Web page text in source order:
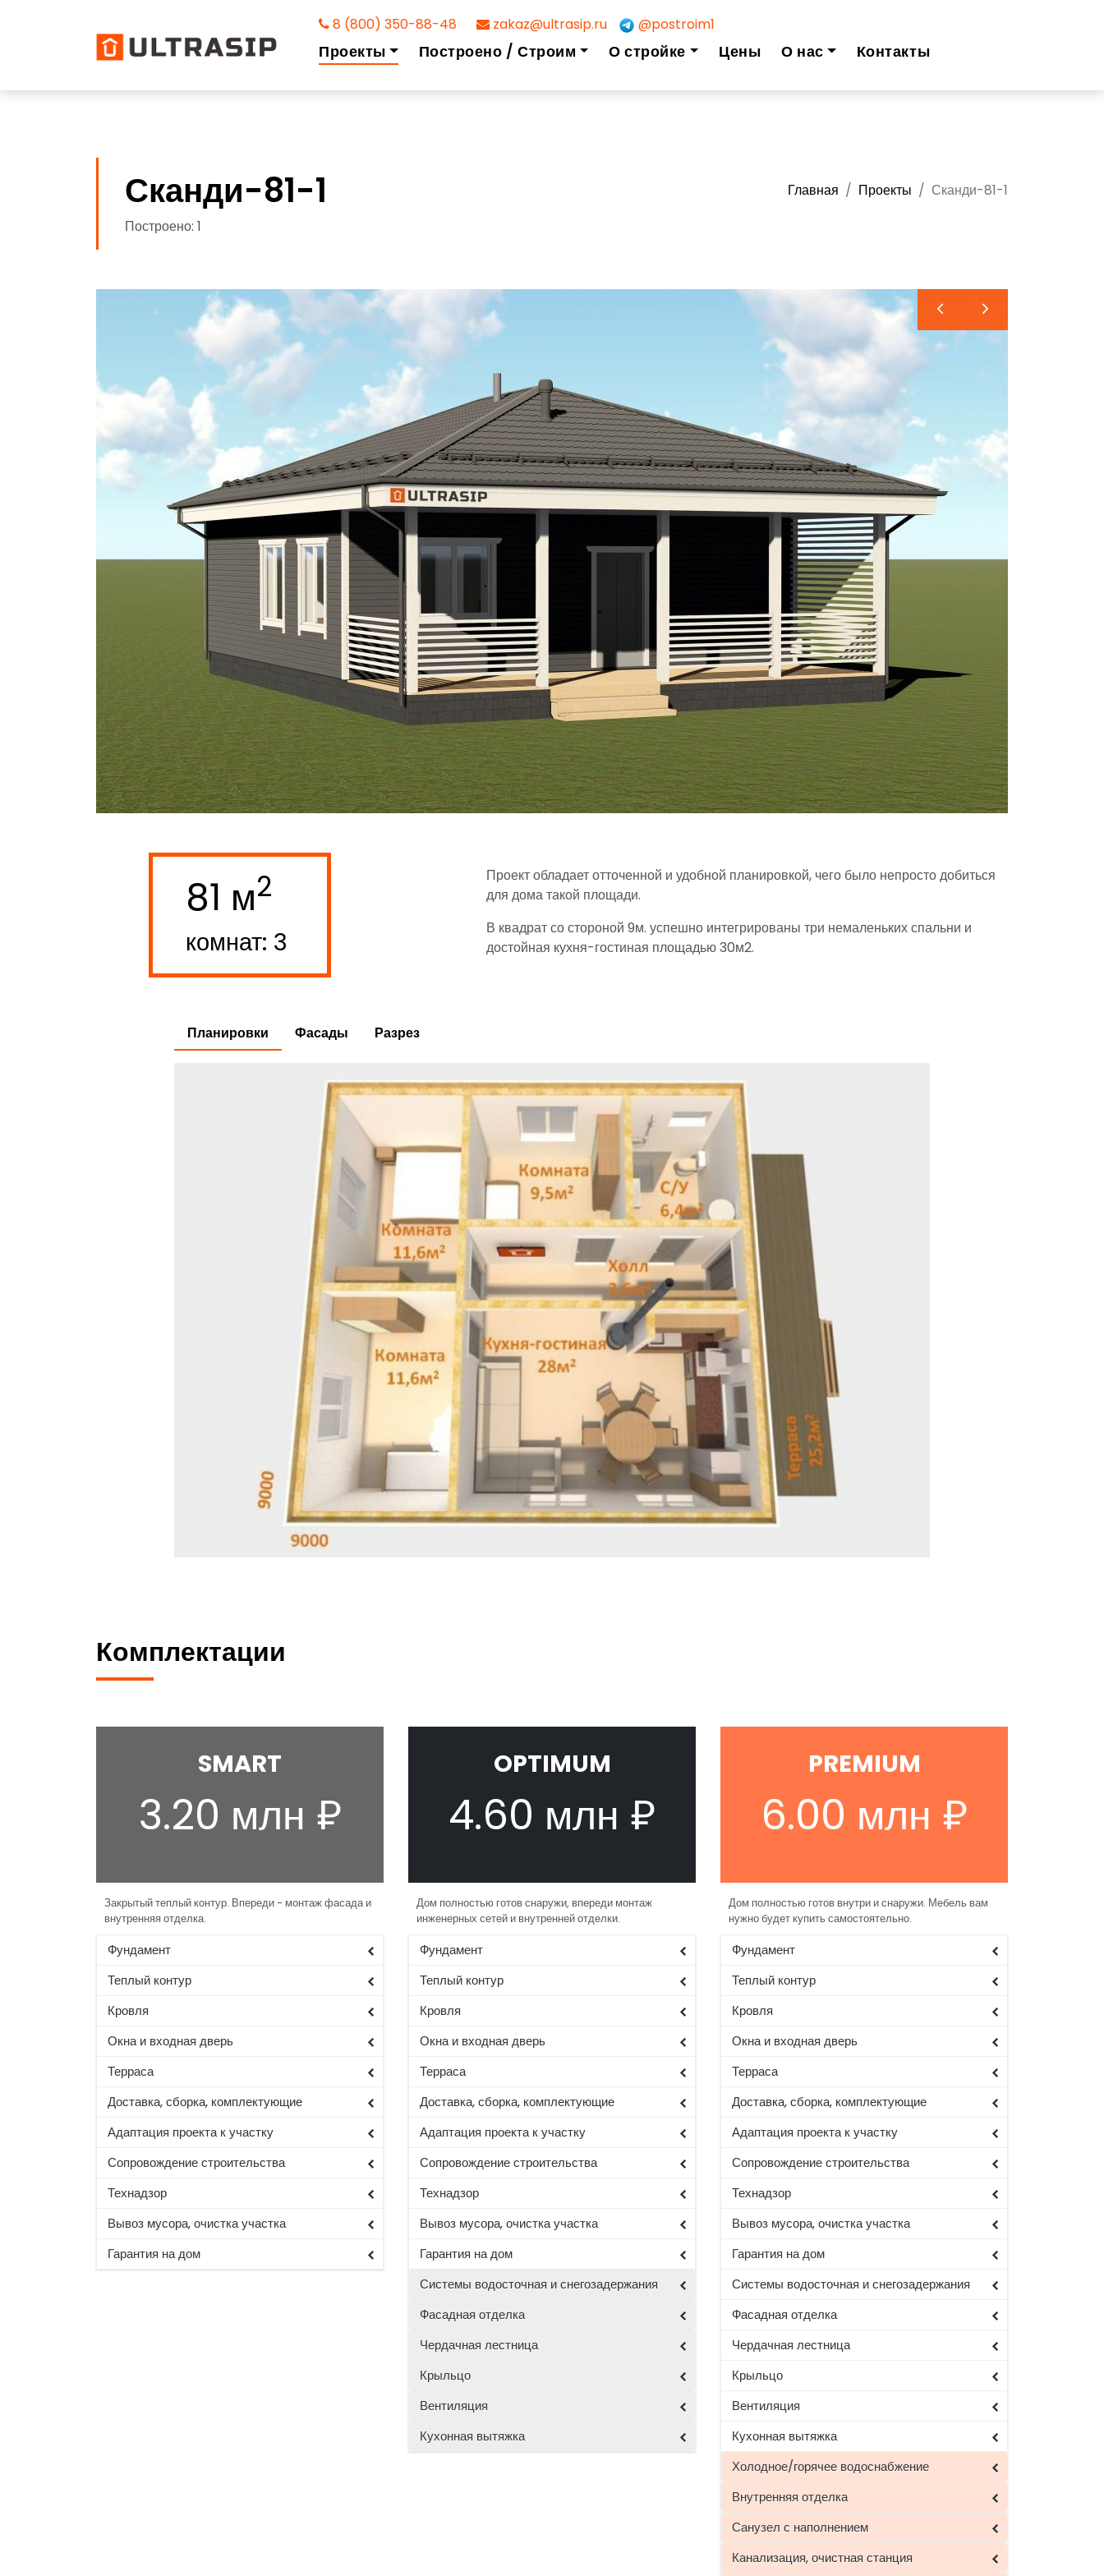
8 (800) 350-88-48 zakaz@ultrasip.ru @postroim1
Проекты Построено / Строим О стройке Цены О нас Контакты
Сканди-81-1
Построено: 1
Главная Проекты Сканди-81-1
81 м2
комнат: 3
Проект обладает отточенной и удобной планировкой, чего было непросто добиться
для дома такой площади.
В квадрат со стороной 9м. успешно интегрированы три немаленьких спальни и
достойная кухня-гостиная площадью 30м2.
Планировки Фасады Разрез
Комплектации
SMART
3.20 млн ₽
Закрытый теплый контур. Впереди - монтаж фасада и
внутренняя отделка.
Фундамент
Теплый контур
Кровля
Окна и входная дверь
Терраса
Доставка, сборка, комплектующие
Адаптация проекта к участку
Сопровождение строительства
Технадзор
Вывоз мусора, очистка участка
Гарантия на дом
OPTIMUM
4.60 млн ₽
Дом полностью готов снаружи, впереди монтаж
инженерных сетей и внутренней отделки.
Фундамент
Теплый контур
Кровля
Окна и входная дверь
Терраса
Доставка, сборка, комплектующие
Адаптация проекта к участку
Сопровождение строительства
Технадзор
Вывоз мусора, очистка участка
Гарантия на дом
Системы водосточная и снегозадержания
Фасадная отделка
Чердачная лестница
Крыльцо
Вентиляция
Кухонная вытяжка
PREMIUM
6.00 млн ₽
Дом полностью готов внутри и снаружи. Мебель вам
нужно будет купить самостоятельно.
Фундамент
Теплый контур
Кровля
Окна и входная дверь
Терраса
Доставка, сборка, комплектующие
Адаптация проекта к участку
Сопровождение строительства
Технадзор
Вывоз мусора, очистка участка
Гарантия на дом
Системы водосточная и снегозадержания
Фасадная отделка
Чердачная лестница
Крыльцо
Вентиляция
Кухонная вытяжка
Холодное/горячее водоснабжение
Внутренняя отделка
Санузел с наполнением
Канализация, очистная станция